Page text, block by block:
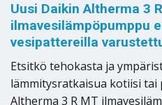
Uusi Daikin Altherma 3
ilmavesilämpöpumppu
vesipattereilla
Etsitkö tehokasta ja
lämmitysratkaisua kotiisi tai
Altherma 3 R MT